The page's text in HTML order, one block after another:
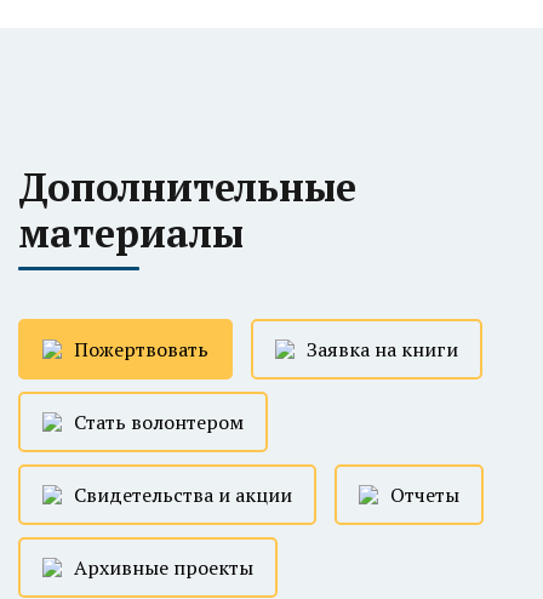
Дополнительные
материалы
Пожертвовать Заявка на книги
Стать волонтером
Свидетельства и акции Отчеты
Архивные проекты